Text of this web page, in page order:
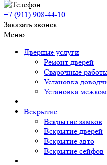
+7 (911) 908-44-10
Заказать звонок
Меню
Дверные услуги
Ремонт дверей
Сварочные
Установка
Установка
Вскрытие
Вскрытие замков
Вскрытие дверей
Вскрытие авто
Вскрытие сейфов